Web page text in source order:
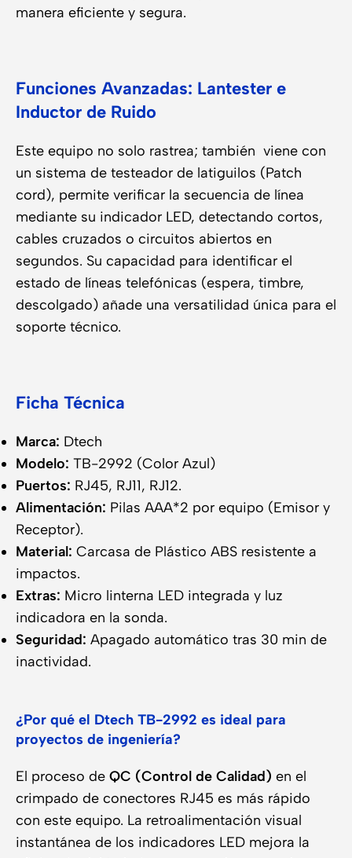
manera eficiente y segura.
Funciones Avanzadas: Lantester e
Inductor de Ruido
Este equipo no solo rastrea; también viene con
un sistema de testeador de latiguilos (Patch
cord), permite verificar la secuencia de línea
mediante su indicador LED, detectando cortos,
cables cruzados o circuitos abiertos en
segundos. Su capacidad para identificar el
estado de líneas telefónicas (espera, timbre,
descolgado) añade una versatilidad única para el
soporte técnico.
Ficha Técnica
Marca: Dtech
Modelo: TB-2992 (Color Azul)
Puertos: RJ45, RJ11, RJ12.
Alimentación: Pilas AAA*2 por equipo (Emisor y
Receptor).
Material: Carcasa de Plástico ABS resistente a
impactos.
Extras: Micro linterna LED integrada y luz
indicadora en la sonda.
Seguridad: Apagado automático tras 30 min de
inactividad.
¿Por qué el Dtech TB-2992 es ideal para
proyectos de ingeniería?
El proceso de QC (Control de Calidad) en el
crimpado de conectores RJ45 es más rápido
con este equipo. La retroalimentación visual
instantánea de los indicadores LED mejora la